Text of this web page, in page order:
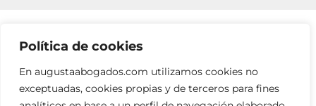
Política de cookies
En augustaabogados.com utilizamos cookies no
exceptuadas, cookies propias y de terceros para fines
SUSCRÍBETE A NUESTRAS NEWSLETTERS
RELLENA EL FORMULARIO